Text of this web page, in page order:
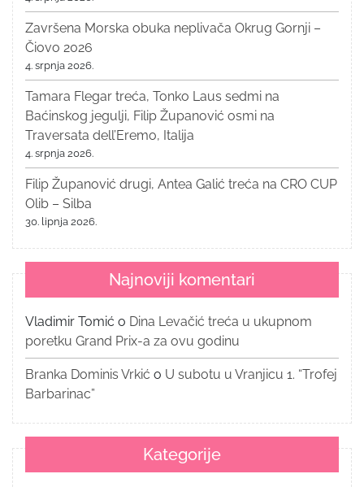
Završena Morska obuka neplivača Okrug Gornji –
Čiovo 2026
4. srpnja 2026.
Tamara Flegar treća, Tonko Laus sedmi na
Baćinskog jegulji, Filip Županović osmi na
Traversata dell’Eremo, Italija
4. srpnja 2026.
Filip Županović drugi, Antea Galić treća na CRO CUP
Olib – Silba
30. lipnja 2026.
Najnoviji komentari
Vladimir Tomić o Dina Levačić treća u ukupnom
poretku Grand Prix-a za ovu godinu
Branka Dominis Vrkić o U subotu u Vranjicu 1. “Trofej
Barbarinac”
Kategorije